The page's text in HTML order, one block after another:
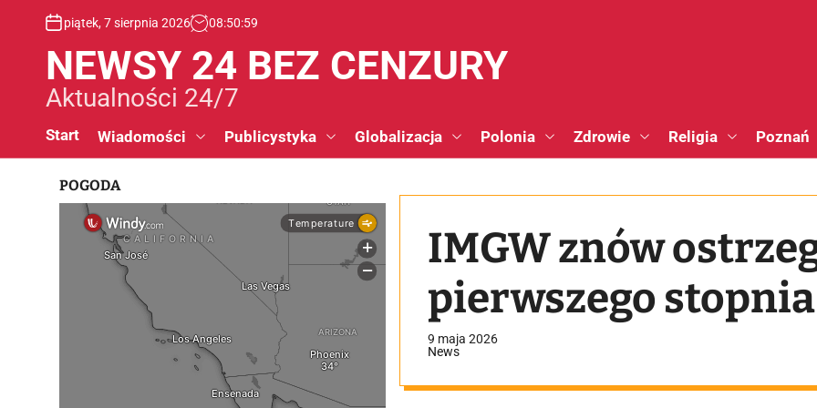
piątek, 7 sierpnia 2026 08:50:59
NEWSY 24 BEZ CENZURY
Aktualności 24/7
Start Wiadomości Publicystyka Globalizacja Polonia Zdrowie Religia Poznań
IMGW znów
pierwszego stopnia
9 maja 2026
News
POGODA